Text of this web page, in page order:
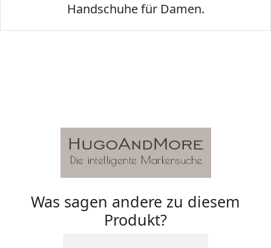
Handschuhe für Damen.
Was sagen andere zu diesem
Produkt?